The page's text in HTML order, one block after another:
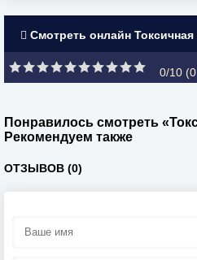
Смотреть онлайн
0/10 (0
Понравилось смотреть
Рекомендуем также
ОТЗЫВОВ (0)